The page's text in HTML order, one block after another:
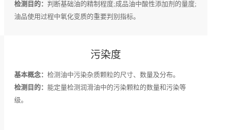
检测目的： 判断基础油的精制程度;成品油中酸性添加剂的量度;
油品使用过程中氧化变质的重要判别指标。
污染度
基本概念： 检测油中污染杂质颗粒的尺寸、数量及分布。
检测目的： 能定量检测润滑油中的污染颗粒的数量和污染等
级。